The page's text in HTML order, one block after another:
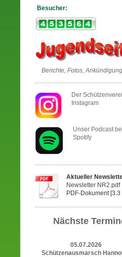
Besucher:
Berichte, Fotos,
Der
Instagram
Unser Podcast
Spotify
Aktueller
Newsletter NR2.pdf
PDF-Dokument [3.3
Nächste
05.07.2026
Schützenausmarsch